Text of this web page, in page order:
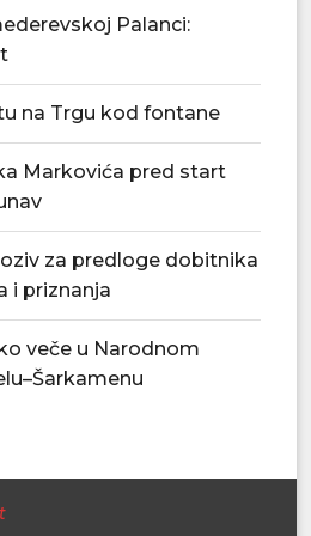
– apel
U Smederevskoj
Palanci:
na Trgu kod fontane
Markovića pred start
za predloge dobitnika
i priznanja
veče u Narodnom